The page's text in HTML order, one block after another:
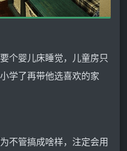
个婴儿床睡觉，儿童房只
学了再带他选喜欢的家
不管搞成啥样，注定会用